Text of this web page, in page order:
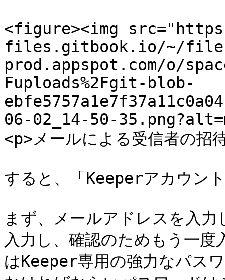
<figure><img
files.gitbook.io/~/
prod.appspot.com/o/
Fuploads%2Fgit-blob-
06-02_14-50-
<p>メールによる受信者
すると、「Keeperアカウン
まず、メールアドレスを入
入力し、確認のためもう一
はKeeper専用の強力なパス